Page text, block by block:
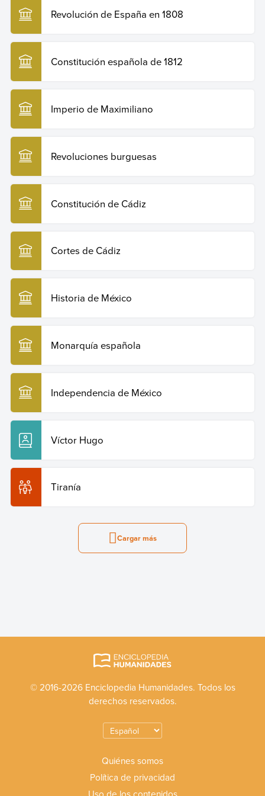
Revolución de España en 1808
Constitución española de 1812
Imperio de Maximiliano
Revoluciones burguesas
Constitución de Cádiz
Cortes de Cádiz
Historia de México
Monarquía española
Independencia de México
Víctor Hugo
Tiranía
Cargar más
© 2016-2026 Enciclopedia Humanidades. Todos los
derechos reservados.
Quiénes somos
Política de privacidad
Uso de los contenidos